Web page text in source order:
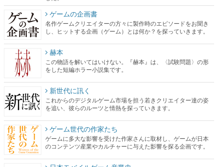
赫本
この物語を解いてはいけない。『赫本』は、〈試験問題〉の形
をした短編ホラー小説集です。
新世代に訊く
これからのデジタルゲーム市場を担う若きクリエイター達の姿
を追い、彼らのルーツと情熱を探っていきます。
ゲーム世代の作家たち
ゲームに多大な影響を受けた作家さんに取材し、ゲームが日本
のコンテンツ産業やカルチャーに与えた影響を探る企画です。
日本モバイルゲーム産業史
日本のモバイルゲーム史における主要なトピック・タイトルを
網羅するほか、開発者へのインタビューや識者による解説を掲